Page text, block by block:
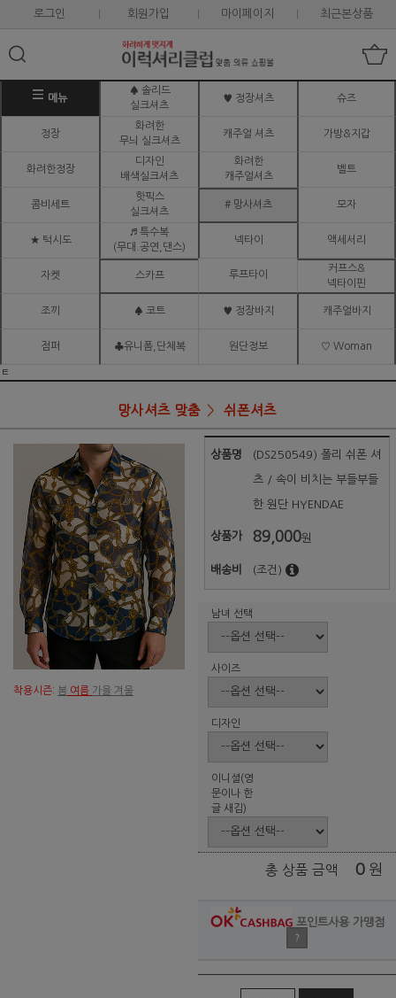
로그인 회원가입 마이페이지 최근본상품
메뉴
♠ 솔리드
실크셔츠
♥ 정장셔츠 슈즈
정장
화려한
무늬 실크셔츠
캐주얼 셔츠 가방&지갑
화려한정장
디자인
배색실크셔츠
화려한
캐주얼셔츠
벨트
콤비세트
핫픽스
실크셔츠
# 망사셔츠 모자
★ 턱시도
♬ 특수복
(무대.공연,댄스)
넥타이 액세서리
자켓 스카프 루프타이
커프스&
넥타이핀
조끼 ♠ 코트 ♥ 정장바지 캐주얼바지
점퍼 ♣유니폼,단체복 원단정보 ♡ Woman
ㅌ
망사셔츠 맞춤 쉬폰셔츠
착용시즌: 봄 여름 가을 겨울
상품명 (DS250549) 폴리 쉬폰 셔
츠 / 속이 비치는 부들부들
한 원단 HYENDAE
상품가 89,000원
배송비 (조건)
남녀 선택
사이즈
디자인
이니셜(영
문이나 한
글 새김)
총 상품 금액 0 원
포인트사용 가맹점
?